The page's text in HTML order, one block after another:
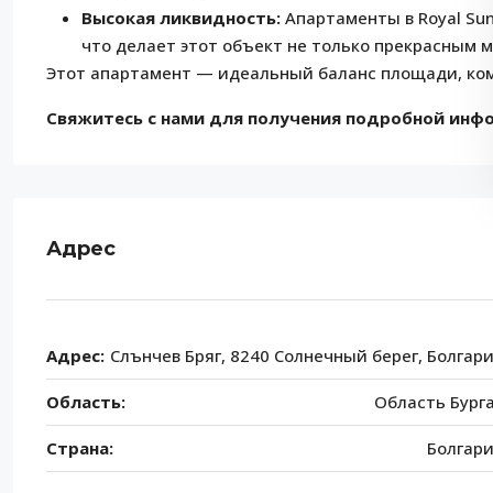
Высокая ликвидность: Апартаменты в Royal
что делает этот объект не только
Этот апартамент — идеальный баланс площади,
Свяжитесь с нами для получения подробной
Адрес
Адрес: Слънчев Бряг, 8240 Солнечный берег,
Область: Область
Страна: